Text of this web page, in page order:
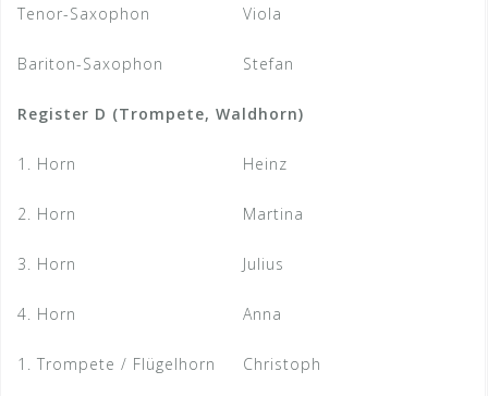
Tenor-Saxophon
Bariton-Saxophon
Viola
Stefan
Register D (Trompete, Waldhorn)
1. Horn
2. Horn
3. Horn
4. Horn
1. Trompete / Flügelhorn
Heinz
Martina
Julius
Anna
Christoph